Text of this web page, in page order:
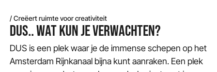
/ Creëert ruimte voor creativiteit
DUS.. WAT KUN JE VERWACHTEN?
DUS is een plek waar je de immense schepen op het
Amsterdam Rijnkanaal bijna kunt aanraken. Een plek